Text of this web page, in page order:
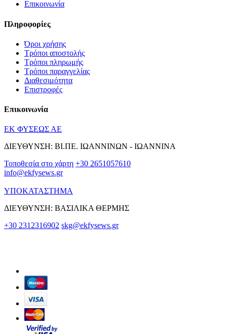
Επικοινωνία
Πληροφορίες
Όροι χρήσης
Τρόποι αποστολής
Τρόποι πληρωμής
Τρόποι παραγγελίας
Διαθεσιμότητα
Επιστροφές
Επικοινωνία
ΕΚ ΦΥΣΕΩΣ ΑΕ
ΔΙΕΥΘΥΝΣΗ: ΒΙ.ΠΕ. ΙΩΑΝΝΙΝΩΝ - ΙΩΑΝΝΙΝΑ
Τοποθεσία στο χάρτη +30 2651057610
info@ekfysews.gr
ΥΠΟΚΑΤΑΣΤΗΜΑ
ΔΙΕΥΘΥΝΣΗ: ΒΑΣΙΛΙΚΑ ΘΕΡΜΗΣ
+30 2312316902 skg@ekfysews.gr